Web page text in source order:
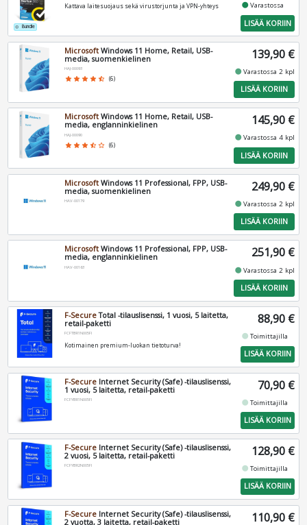
add_circle_outline Bundle
Kattava laitesuojaus sekä virustorjunta ja VPN-yhteys fiber_manual_recordVarastossa
LISÄÄ KORIIN
Microsoft Windows 11 Home, Retail, USB-
media, suomenkielinen
HAJ-00093
star star star star star_half (6)
139,90 €
fiber_manual_recordVarastossa 2 kpl
LISÄÄ KORIIN
Microsoft Windows 11 Home, Retail, USB-
media, englanninkielinen
HAJ-00090
star star star star_half star_border (6)
145,90 €
fiber_manual_recordVarastossa 4 kpl
LISÄÄ KORIIN
Microsoft Windows 11 Professional, FPP, USB-
media, suomenkielinen
HAV-00179
249,90 €
fiber_manual_recordVarastossa 2 kpl
LISÄÄ KORIIN
Microsoft Windows 11 Professional, FPP, USB-
media, englanninkielinen
HAV-00163
251,90 €
fiber_manual_recordVarastossa 2 kpl
LISÄÄ KORIIN
F-SecureTotal -tilauslisenssi, 1 vuosi, 5 laitetta,
retail-paketti
FCFTBR1N005FI
Kotimainen premium-luokan tietoturva!
88,90 €
fiber_manual_recordToimittajilla
LISÄÄ KORIIN
F-Secure Internet Security (Safe) -tilauslisenssi,
1 vuosi, 5 laitetta, retail-paketti
FCFYBR1N005FI
70,90 €
fiber_manual_recordToimittajilla
LISÄÄ KORIIN
F-Secure Internet Security (Safe) -tilauslisenssi,
2 vuosi, 5 laitetta, retail-paketti
FCFYBR2N005FI
128,90 €
fiber_manual_recordToimittajilla
LISÄÄ KORIIN
F-Secure Internet Security (Safe) -tilauslisenssi,
2 vuotta, 3 laitetta, retail-paketti
110,90 €